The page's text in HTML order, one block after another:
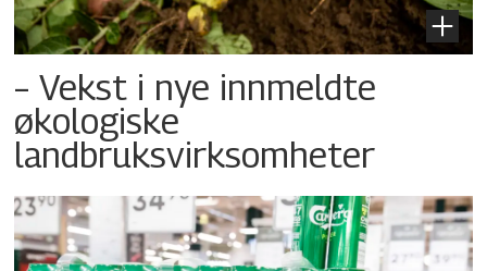
– Vekst i nye innmeldte
økologiske
landbruksvirksomheter